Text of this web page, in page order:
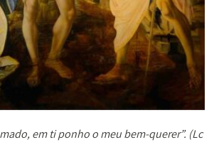
em ti ponho o meu bem-querer”. (Lc